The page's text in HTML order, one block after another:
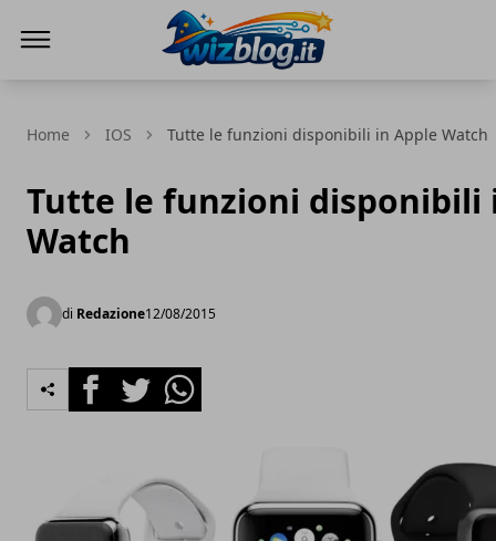
Home IOS Tutte le funzioni disponibili in Apple Watch
Tutte le funzioni disponibili
Watch
di Redazione12/08/2015
FacebookTwitterWhatsapp